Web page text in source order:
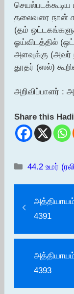
செயல்படக்கூடிய
தலைவரை நான்
(தம்
ஓய்விடத்தில்
அளவுக்கு
தூதர் (ஸல்)
அறிவிப்பாளர் :
Share this
Categories
44.2 உமர்
4391
4393